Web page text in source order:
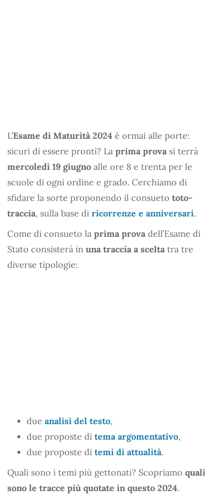
L’Esame di Maturità 2024 è ormai alle porte:
sicuri di essere pronti? La prima prova si terrà
mercoledì 19 giugno alle ore 8 e trenta per le
scuole di ogni ordine e grado. Cerchiamo di
sfidare la sorte proponendo il consueto toto-
traccia, sulla base di ricorrenze e anniversari.
Come di consueto la prima prova dell’Esame di
Stato consisterà in una traccia a scelta tra tre
diverse tipologie:
due analisi del testo,
due proposte di tema argomentativo,
due proposte di temi di attualità.
Quali sono i temi più gettonati? Scopriamo quali
sono le tracce più quotate in questo 2024.